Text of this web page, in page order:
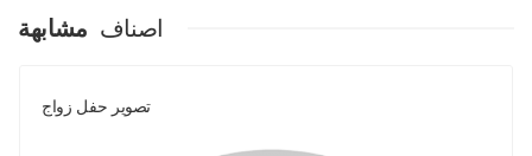
اصناف مشابهة
تصوير حفل زواج